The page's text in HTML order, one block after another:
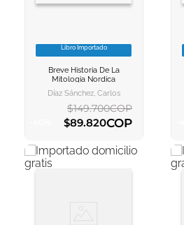
VER INFORMACION
AGREGAR AL
Libro Importado
Breve Historia De La
Mitologia Nordica
Díaz Sánchez, Carlos
$149.700COP
$89.820COP
AGREGAR AL CARRITO